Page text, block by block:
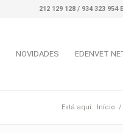
212 129 128 / 934 323
NOVIDADES EDENVET
Está aqui: Início /